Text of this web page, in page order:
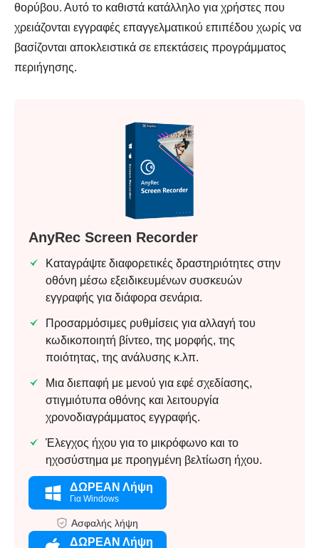
Βήμα 4.
θορύβου. Αυτό το καθιστά κατάλληλο για χρήστες που
χρειάζονται εγγραφές επαγγελματικού επιπέδου χωρίς να
βασίζονται αποκλειστικά σε επεκτάσεις προγράμματος
περιήγησης.
AnyRec Screen Recorder
Καταγράψτε διαφορετικές δραστηριότητες στην
οθόνη μέσω εξειδικευμένων συσκευών
εγγραφής για διάφορα σενάρια.
Προσαρμόσιμες ρυθμίσεις για αλλαγή του
κωδικοποιητή βίντεο, της μορφής, της
ποιότητας, της ανάλυσης κ.λπ.
Μια διεπαφή με μενού για εφέ σχεδίασης,
στιγμιότυπα οθόνης και λειτουργία
χρονοδιαγράμματος εγγραφής.
Έλεγχος ήχου για το μικρόφωνο και το
ηχοσύστημα με προηγμένη βελτίωση ήχου.
ΔΩΡΕΑΝ Λήψη
Για Windows
Ασφαλής λήψη
ΔΩΡΕΑΝ Λήψη